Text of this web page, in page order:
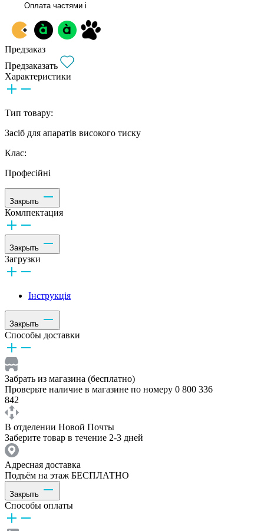
Оплата частями i
Предзаказ
Предзаказать
Характеристики
Тип товару:
Засіб для апаратів високого тиску
Клас:
Професійні
Закрыть
Комлпектация
Закрыть
Загрузки
Інструкція
Закрыть
Способы доставки
Забрать из магазина (бесплатно)
Проверьте наличие в магазине по номеру 0 800 336
842
В отделении Новой Почты
Заберите товар в течение 2-3 дней
Адресная доставка
Подъём на этаж БЕСПЛАТНО
Закрыть
Способы оплаты